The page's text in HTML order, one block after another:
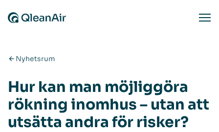
Nyhetsrum
Hur kan man möjliggöra
rökning inomhus – utan att
utsätta andra för risker?